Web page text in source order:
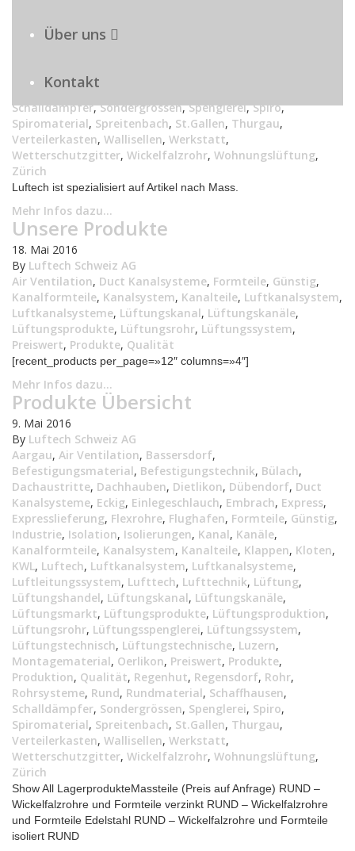
Über uns
Kontakt
Lüftungsrohr ,Lüftungsspenglerei
Lüftungstechnisch,
Produktion,Qualität
Rohrsysteme,Rund
Schalldämpfer,Sondergrössen,Spenglerei,Spiro,
Spiromaterial, Spreitenbach, St.Gallen, Thurgau,
Verteilerkasten, Wallisellen, Werkstatt,
Wetterschutzgitter, Wickelfalzrohr, Wohnungslüftung,
Zürich
Luftech ist spezialisiert auf Artikel nach Mass.
Mehr Infos dazu...
Unsere Produkte
18. Mai 2016
By Luftech Schweiz AG
Air Ventilation, Duct Kanalsysteme, Formteile, Günstig,
Kanalformteile, Kanalsystem, Kanalteile, Luftkanalsystem,
Luftkanalsysteme, Lüftungskanal, Lüftungskanäle,
Lüftungsprodukte, Lüftungsrohr, Lüftungssystem,
Preiswert, Produkte, Qualität
[recent_products per_page=»12″ columns=»4″]
Mehr Infos dazu...
Produkte Übersicht
9. Mai 2016
By Luftech Schweiz AG
Aargau, Air Ventilation, Bassersdorf,
Befestigungsmaterial, Befestigungstechnik, Bülach,
Dachaustritte, Dachhauben, Dietlikon, Dübendorf, Duct
Kanalsysteme, Eckig, Einlegeschlauch, Embrach, Express,
Expresslieferung, Flexrohre, Flughafen, Formteile, Günstig,
Industrie, Isolation, Isolierungen, Kanal, Kanäle,
Kanalformteile, Kanalsystem, Kanalteile, Klappen, Kloten,
KWL, Luftech, Luftkanalsystem, Luftkanalsysteme,
Luftleitungssystem, Lufttech, Lufttechnik, Lüftung,
Lüftungshandel, Lüftungskanal, Lüftungskanäle,
Lüftungsmarkt, Lüftungsprodukte, Lüftungsproduktion,
Lüftungsrohr, Lüftungsspenglerei, Lüftungssystem,
Lüftungstechnisch, Lüftungstechnische, Luzern,
Montagematerial, Oerlikon, Preiswert, Produkte,
Produktion, Qualität, Regenhut, Regensdorf, Rohr,
Rohrsysteme, Rund, Rundmaterial, Schaffhausen,
Schalldämpfer, Sondergrössen, Spenglerei, Spiro,
Spiromaterial, Spreitenbach, St.Gallen, Thurgau,
Verteilerkasten, Wallisellen, Werkstatt,
Wetterschutzgitter, Wickelfalzrohr, Wohnungslüftung,
Zürich
Show All LagerprodukteMassteile (Preis auf Anfrage) RUND –
Wickelfalzrohre und Formteile verzinkt RUND – Wickelfalzrohre
und Formteile Edelstahl RUND – Wickelfalzrohre und Formteile
isoliert RUND